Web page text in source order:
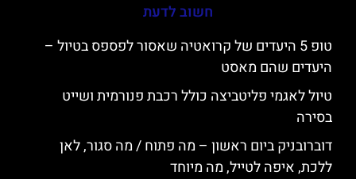
חשוב לדעת
טופ 5 היעדים של קרואטיה שאסור לפספס בטיול –
היעדים שהם מאסט
טיול לאגמי פליטביצה כולל רכבת פנורמית ושייט
בסירה
דוברובניק ביום ראשון – מה פתוח / מה סגור, לאן
ללכת, איפה לטייל, מה מיוחד